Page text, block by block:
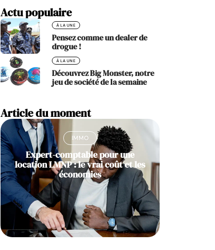
Actu populaire
À LA UNE
Pensez comme un dealer de
drogue !
À LA UNE
Découvrez Big Monster, notre
jeu de société de la semaine
Article du moment
IMMO
Expert-comptable pour une
location LMNP : le vrai coût et les
économies